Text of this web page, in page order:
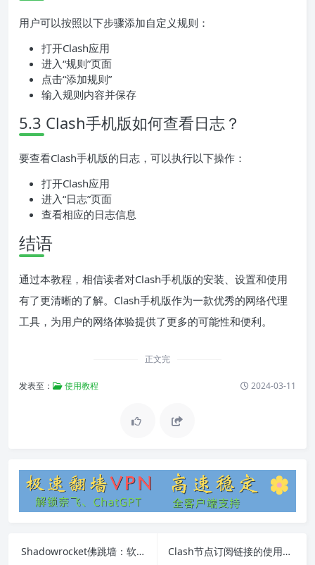
用户可以按照以下步骤添加自定义规则：
打开Clash应用
进入“规则”页面
点击“添加规则”
输入规则内容并保存
5.3 Clash手机版如何查看日志？
要查看Clash手机版的日志，可以执行以下操作：
打开Clash应用
进入“日志”页面
查看相应的日志信息
结语
通过本教程，相信读者对Clash手机版的安装、设置和使用
有了更清晰的了解。Clash手机版作为一款优秀的网络代理
工具，为用户的网络体验提供了更多的可能性和便利。
正文完
发表至： 使用教程 2024-03-11
Shadowrocket佛跳墙：软件安装、使用教程和常见问题解答
Clash节点订阅链接的使用方法